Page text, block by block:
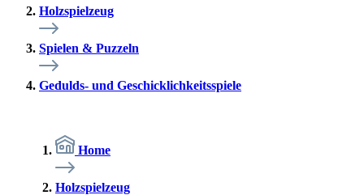
Holzspielzeug
Spielen & Puzzeln
Gedulds- und Geschicklichkeitsspiele
Home
Holzspielzeug